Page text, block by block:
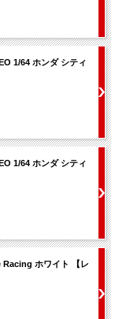
1/64 ホンダ シティ
1/64 ホンダ シティ
Racing ホワイト 【レ